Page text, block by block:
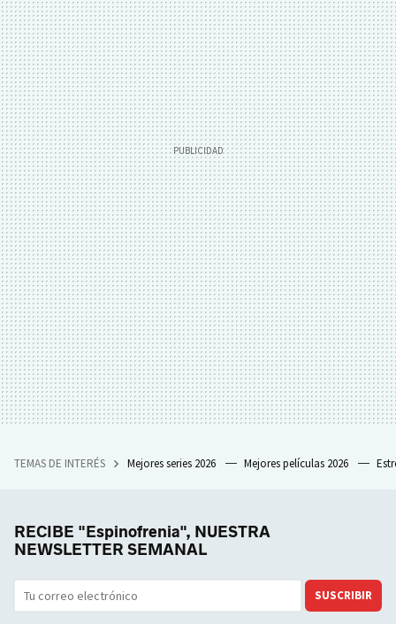
TEMAS DE INTERÉS Mejores series 2026 Mejores películas 2026
RECIBE "Espinofrenia", NUESTRA
NEWSLETTER SEMANAL
SUSCRIBIR